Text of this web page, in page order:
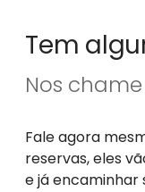
Tem
Nos
Fale agora
reservas, eles
e já encaminhar